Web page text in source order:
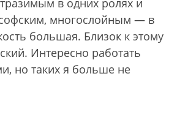
в одних ролях и
многослойным — в
большая. Близок к этому
Интересно работать
но таких я больше не